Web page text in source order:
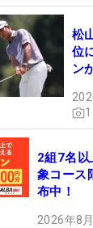
松
位
ン
1
2組7名以
象コース
布中！
2026年8